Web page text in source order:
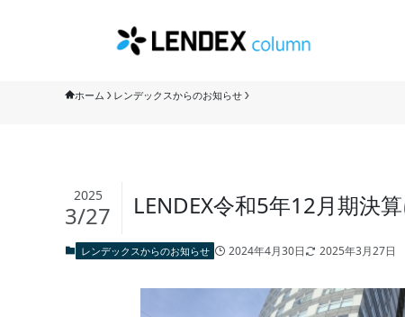
ホーム レンデックスからのお知らせ
LENDEX令和5年12月期決
2025
3/27
レンデックスからのお知らせ 2024年4月30日 2025年3月27日